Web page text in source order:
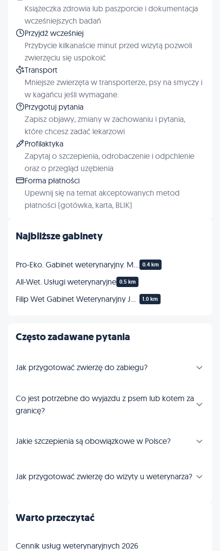
Najbliższe gabinety
0.4 km
All-Wet. Usługi weterynaryjne 0.5 km
1.0 km
Często zadawane pytania
Jak przygotować zwierzę do zabiegu?
Co jest potrzebne do wyjazdu z psem lub kotem za
granicę?
Jakie szczepienia są obowiązkowe w Polsce?
Jak przygotować zwierzę do wizyty u weterynarza?
Książeczka zdrowia lub paszporcie i dokumentacja
wcześniejszych badań
Przyjdź wcześniej
Przybycie kilkanaście minut przed wizytą pozwoli
zwierzęciu się uspokoić
Transport
Mniejsze zwierzęta w transporterze, psy na smyczy i
w kagańcu jeśli wymagane.
Przygotuj pytania
Zapisz objawy, zmiany w zachowaniu i pytania,
które chcesz zadać lekarzowi
Profilaktyka
Zapytaj o szczepienia, odrobaczenie i odpchlenie
oraz o przegląd uzębienia
Forma płatności
Upewnij się na temat akceptowanych metod
płatności (gotówka, karta, BLIK)
Warto przeczytać
Cennik usług weterynaryjnych 2026